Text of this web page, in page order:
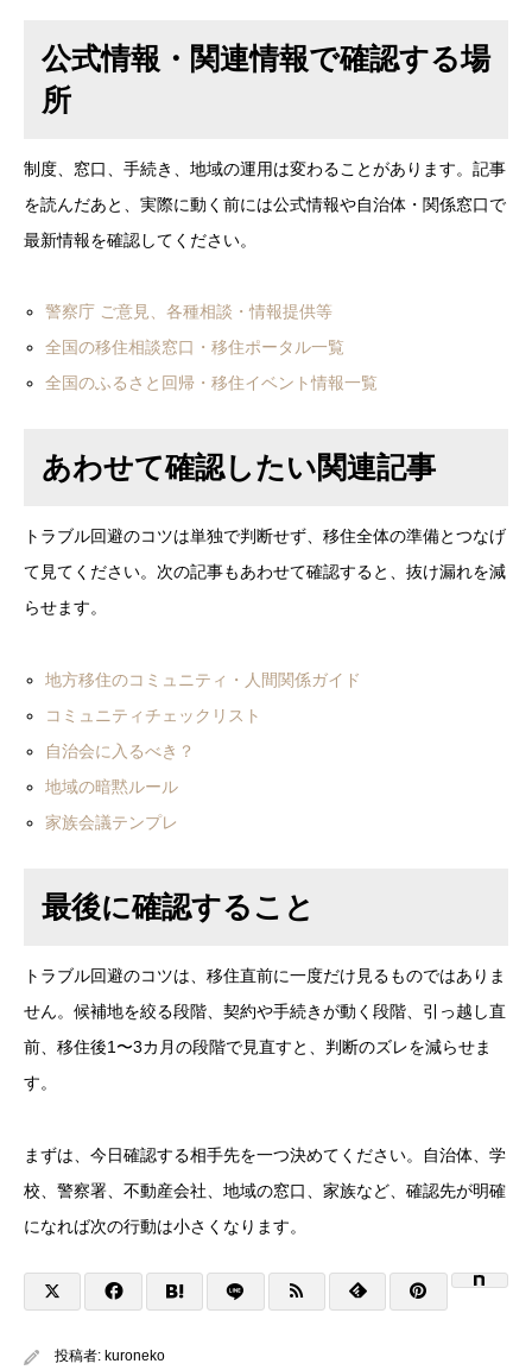
公式情報・関連情報で確認する場
所
制度、窓口、手続き、地域の運用は変わることがあります。記事
を読んだあと、実際に動く前には公式情報や自治体・関係窓口で
最新情報を確認してください。
警察庁 ご意見、各種相談・情報提供等
全国の移住相談窓口・移住ポータル一覧
全国のふるさと回帰・移住イベント情報一覧
あわせて確認したい関連記事
トラブル回避のコツは単独で判断せず、移住全体の準備とつなげ
て見てください。次の記事もあわせて確認すると、抜け漏れを減
らせます。
地方移住のコミュニティ・人間関係ガイド
コミュニティチェックリスト
自治会に入るべき？
地域の暗黙ルール
家族会議テンプレ
最後に確認すること
トラブル回避のコツは、移住直前に一度だけ見るものではありま
せん。候補地を絞る段階、契約や手続きが動く段階、引っ越し直
前、移住後1〜3カ月の段階で見直すと、判断のズレを減らせま
す。
まずは、今日確認する相手先を一つ決めてください。自治体、学
校、警察署、不動産会社、地域の窓口、家族など、確認先が明確
になれば次の行動は小さくなります。
投稿者: kuroneko